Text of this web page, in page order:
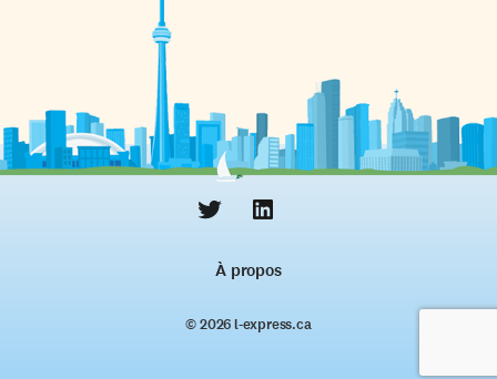
À propos
© 2026 l‑express.ca